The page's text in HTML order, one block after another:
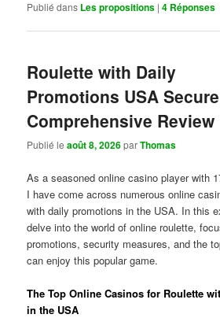
Publié dans Les propositions |4 Réponses
Roulette with Daily
Promotions USA
Comprehensive Review
Publié leaoût 8, 2026parThomas
As a seasoned online casino player with
I have come across numerous online
with daily promotions in the USA. In this
delve into the world of online roulette,
promotions, security measures, and the
can enjoy this popular game.
The Top Online Casinos for Roulette
in the USA